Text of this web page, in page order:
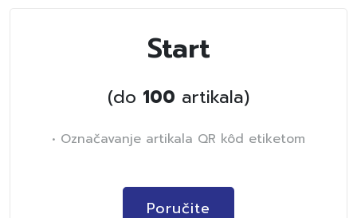
Start
(do 100 artikala)
• Označavanje artikala QR kôd etiketom
Poručite